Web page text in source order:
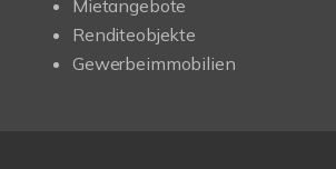
Mietangebote
Renditeobjekte
Gewerbeimmobilien